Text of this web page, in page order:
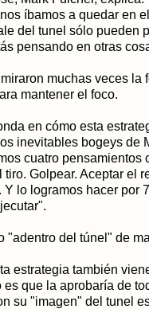
íbamos a quedar en
del tunel sólo pueden
pensando en otras
muchas veces la
mantener el foco.
en cómo esta
inevitables bogeys de
cuatro pensamientos
tiro. Golpear. Aceptar el
Y lo logramos hacer por
"adentro del túnel" de
estrategia también
es que la aprobaría de
su "imagen" del tunel